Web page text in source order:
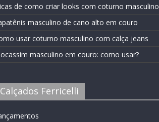
de como criar looks com coturno masculino
masculino de cano alto em couro
usar coturno masculino com calça jeans
masculino em couro: como usar?
Calçados Ferricelli